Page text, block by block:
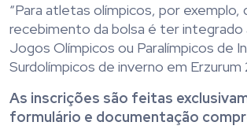
“Para atletas olímpicos, por
recebimento da bolsa é ter integrado
Jogos Olímpicos ou Paralímpicos de
Surdolímpicos de inverno em
As inscrições são feitas
formulário e documentação